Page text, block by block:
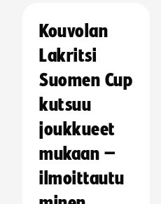
Kouvolan
Lakritsi
Suomen Cup
kutsuu
joukkueet
mukaan –
ilmoittautu